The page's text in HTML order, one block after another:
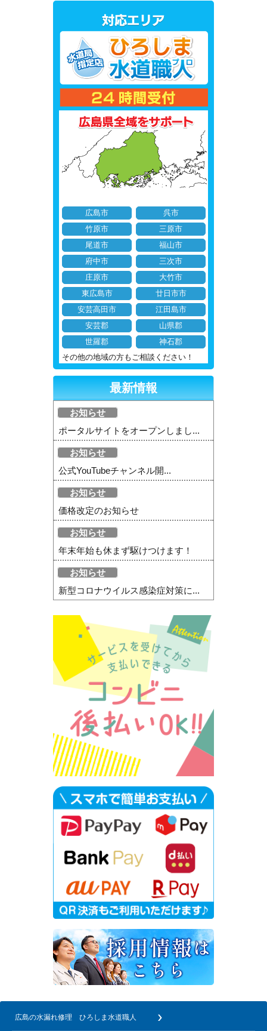
広島市
呉市
竹原市
三原市
尾道市
福山市
府中市
三次市
庄原市
大竹市
東広島市
廿日市市
安芸高田市
江田島市
安芸郡
山県郡
世羅郡
神石郡
その他の地域の方もご相談ください！
最新情報
お知らせ
ポータルサイトをオープンしまし...
お知らせ
公式YouTubeチャンネル開...
お知らせ
価格改定のお知らせ
お知らせ
年末年始も休まず駆けつけます！
お知らせ
新型コロナウイルス感染症対策に...
広島の水漏れ修理 ひろしま水道職人